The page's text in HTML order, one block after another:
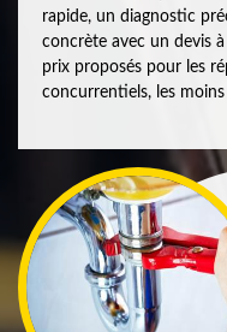
rapide, un diagnostic
concrète avec un devis
prix proposés pour les
concurrentiels, les